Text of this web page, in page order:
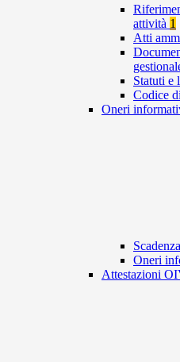
attività 1
Atti
Statuti e
Codice
Oneri
Oneri
Attestazioni